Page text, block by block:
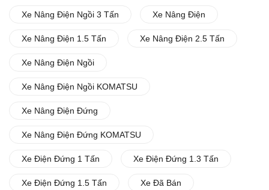
Xe Nâng Điện Ngồi 3 Tấn Xe Nâng Điện
Xe Nâng Điện 1.5 Tấn Xe Nâng Điện 2.5 Tấn
Xe Nâng Điện Ngồi
Xe Nâng Điện Ngồi KOMATSU
Xe Nâng Điện Đứng
Xe Nâng Điện Đứng KOMATSU
Xe Điện Đứng 1 Tấn Xe Điện Đứng 1.3 Tấn
Xe Điện Đứng 1.5 Tấn Xe Đã Bán